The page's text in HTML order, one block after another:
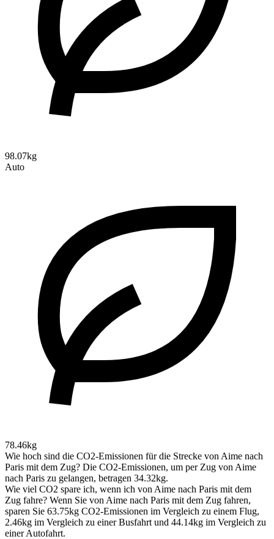
98.07kg
Auto
78.46kg
Wie hoch sind die CO2-Emissionen für die Strecke von Aime nach
Paris mit dem Zug? Die CO2-Emissionen, um per Zug von Aime
nach Paris zu gelangen, betragen 34.32kg.
Wie viel CO2 spare ich, wenn ich von Aime nach Paris mit dem
Zug fahre? Wenn Sie von Aime nach Paris mit dem Zug fahren,
sparen Sie 63.75kg CO2-Emissionen im Vergleich zu einem Flug,
2.46kg im Vergleich zu einer Busfahrt und 44.14kg im Vergleich zu
einer Autofahrt.